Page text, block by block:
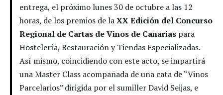
entrega, el próximo lunes 30 de octubre a las 12
horas, de los premios de laXX Edición del Concurso
Regional de Cartas de Vinos de Canarias para
Hostelería, Restauración y Tiendas Especializadas.
Así mismo, coincidiendo con este acto, se impartirá
una Master Class acompañada de una cata de “Vinos
Parcelarios” dirigida por el sumiller David Seijas, e